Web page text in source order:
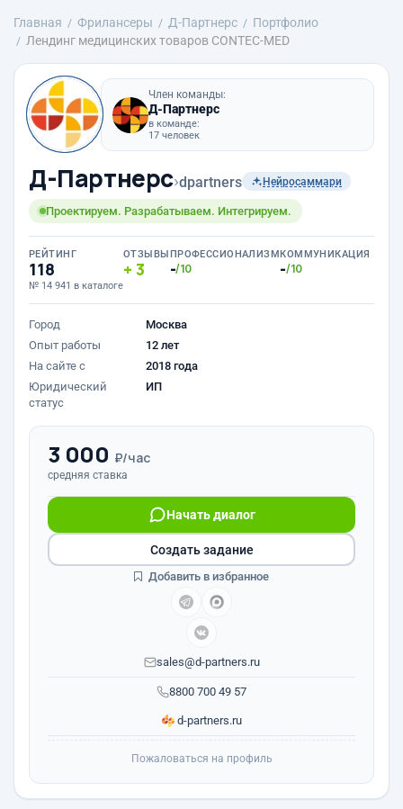
Главная Фрилансеры Д-Партнерс
Портфолио
Лендинг медицинских товаров CONTEC-MED
Член команды:
Д-Партнерс
в команде:
17 человек
Д-Партнерс›dpartners Нейросаммари
Проектируем. Разрабатываем. Интегрируем.
РЕЙТИНГ
118
№ 14 941 в каталоге
ОТЗЫВЫ
3
ПРОФЕССИОНАЛИЗМ
-/10
КОММУНИКАЦИЯ
-/10
Город
Москва
Опыт работы
12 лет
На сайте с
2018 года
Юридический
статус
ИП
3 000 ₽/час
средняя ставка
8800 700 49 57
Начать диалог
sales@d-partners.ru
d-partners.ru
Создать задание
Добавить в избранное
Пожаловаться на профиль